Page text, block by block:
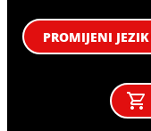
PROMIJENI JEZIK